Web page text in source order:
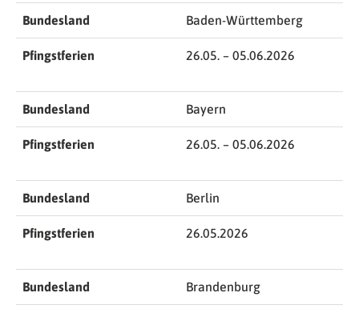
Bundesland Baden-Württemberg
Pfingstferien 26.05. – 05.06.2026
Bundesland Bayern
Pfingstferien 26.05. – 05.06.2026
Bundesland Berlin
Pfingstferien 26.05.2026
Bundesland Brandenburg